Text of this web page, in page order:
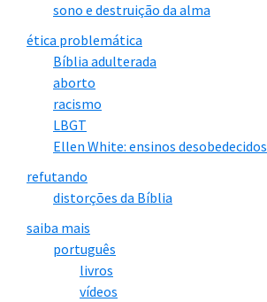
sono e destruição da alma
ética problemática
Bíblia adulterada
aborto
racismo
LBGT
Ellen White: ensinos desobedecidos
refutando
distorções da Bíblia
saiba mais
português
livros
vídeos